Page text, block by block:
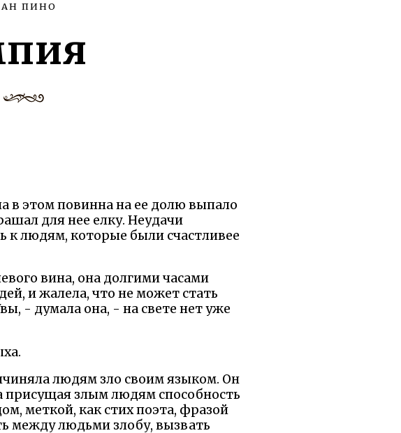
ПИНО
в этом повинна на ее долю выпало
для нее елку. Неудачи
к людям, которые были счастливее
вина, она долгими часами
и жалела, что не может стать
- думала она, - на свете нет уже
людям зло своим языком. Он
присущая злым людям способность
меткой, как стих поэта, фразой
между людьми злобу, вызвать